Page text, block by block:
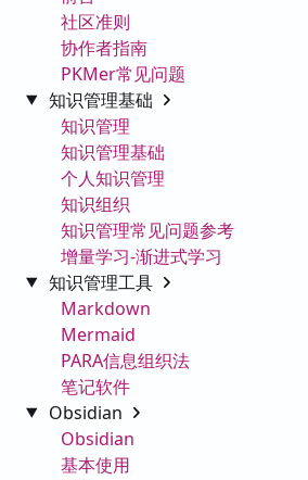
社区准则
协作者指南
PKMer常见问题
知识管理基础
知识管理
知识管理基础
个人知识管理
知识组织
知识管理常见问题参考
增量学习-渐进式学习
知识管理工具
Markdown
Mermaid
PARA信息组织法
笔记软件
Obsidian
Obsidian
基本使用